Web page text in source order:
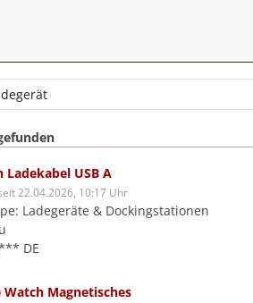
Ladekabel USB A
22.04.2026, 10:17 Uhr
Ladegeräte & Dockingstationen
DE
Watch Magnetisches